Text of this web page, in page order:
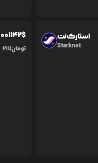
01142$
217تومان
استارک‌نت
Starknet